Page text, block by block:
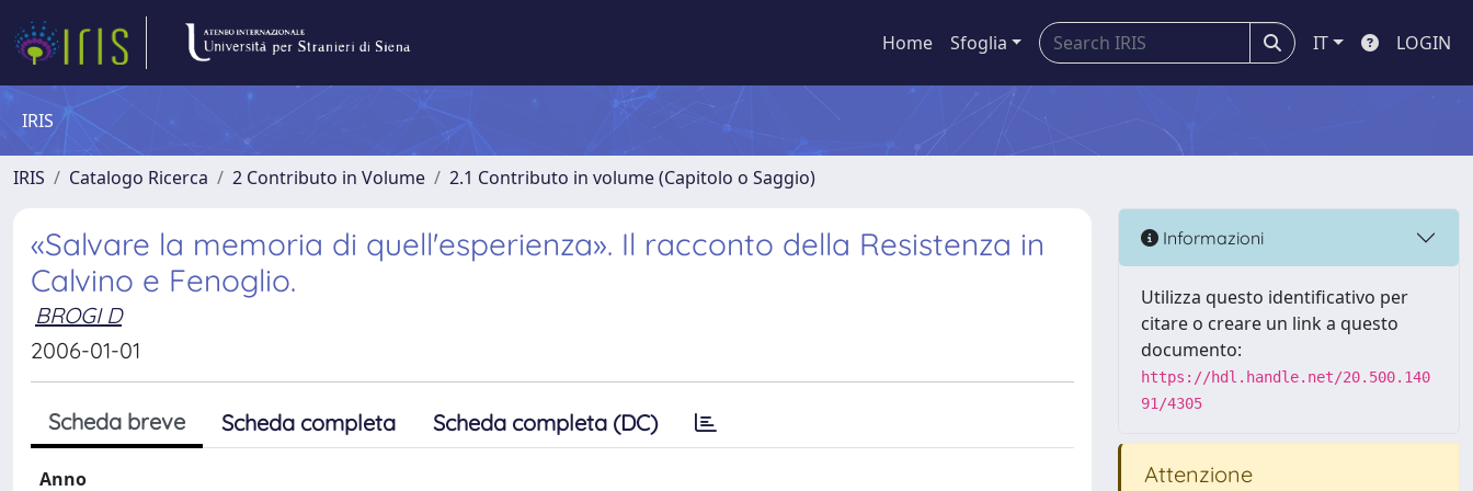
Home Sfoglia IT LOGIN
IRIS
IRIS Catalogo Ricerca 2 Contributo in Volume 2.1 Contributo in volume (Capitolo o Saggio)
«Salvare la memoria di quell'esperienza». Il racconto della Resistenza in
Calvino e Fenoglio.
BROGI D
2006-01-01
Scheda breve Scheda completa Scheda completa (DC)
Anno
Informazioni
Utilizza questo identificativo per
citare o creare un link a questo
documento:
https://hdl.handle.net/20.500.140
91/4305
Attenzione